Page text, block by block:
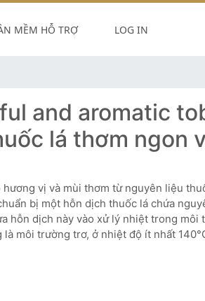
MỀM HỖ TRỢ LOG IN
and aromatic
lá thơm ngon
vị và mùi thơm từ nguyên liệu
bị một hỗn dịch thuốc lá chứa
hỗn dịch này vào xử lý nhiệt trong môi
môi trường trơ, ở nhiệt độ ít nhất